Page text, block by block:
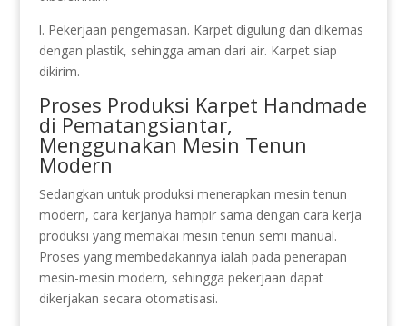
l. Pekerjaan pengemasan. Karpet digulung dan dikemas
dengan plastik, sehingga aman dari air. Karpet siap
dikirim.
Proses Produksi Karpet Handmade
di Pematangsiantar,
Menggunakan Mesin Tenun
Modern
Sedangkan untuk produksi menerapkan mesin tenun
modern, cara kerjanya hampir sama dengan cara kerja
produksi yang memakai mesin tenun semi manual.
Proses yang membedakannya ialah pada penerapan
mesin-mesin modern, sehingga pekerjaan dapat
dikerjakan secara otomatisasi.